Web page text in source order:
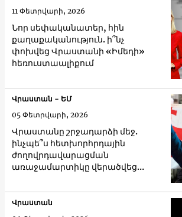
Նոր սեփականատեր, հին
քաղաքականություն. ի՞նչ
փոխվեց Վրաստանի «Իմեդի»
հեռուստաալիքում
11 Փետրվարի, 2026
Վրաստանը շրջադարձի մեջ.
ինչպե՞ս հետխորհրդային
ժողովրդավարացման
առաջամարտիկը վերածվեց
Վրաստան - ԵՄ
05 Փետրվարի, 2026
Վրաստան